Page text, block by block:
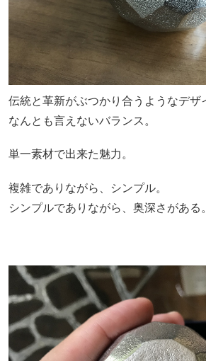
伝統と革新がぶつかり合うようなデザ
なんとも言えないバランス。
単一素材で出来た魅力。
複雑でありながら、シンプル。
シンプルでありながら、奥深さがある。